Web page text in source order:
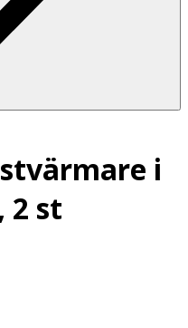
i
2 st